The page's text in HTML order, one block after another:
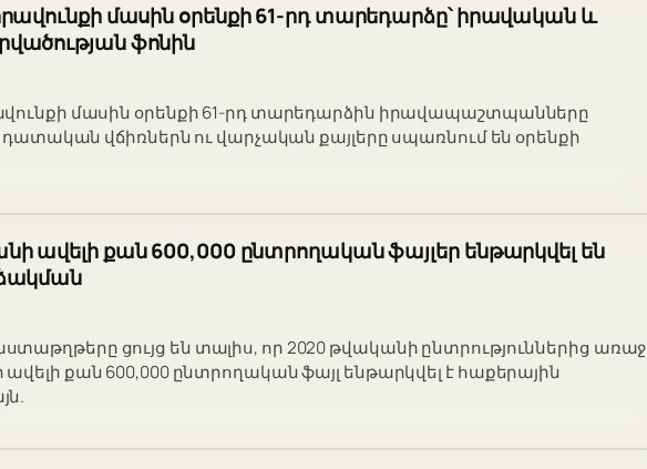
մասին օրենքի 61-րդ տարեդարձը՝ իրավական և
ֆոնին
մասին օրենքի 61-րդ տարեդարձին իրավապաշտպանները
դատական վճիռներն ու վարչական քայլերը սպառնում են օրենքի
ավելի քան 600,000 ընտրողական ֆայլեր ենթարկվել են
ցույց են տալիս, որ 2020 թվականի ընտրություններից առաջ
քան 600,000 ընտրողական ֆայլ ենթարկվել է հաքերային